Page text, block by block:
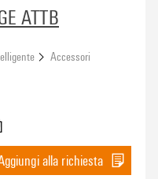
ATTB
Accessori
alla richiesta